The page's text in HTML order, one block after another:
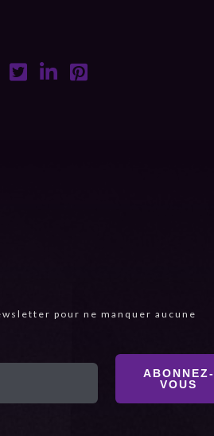
pour ne manquer aucune
ABONNEZ-
VOUS